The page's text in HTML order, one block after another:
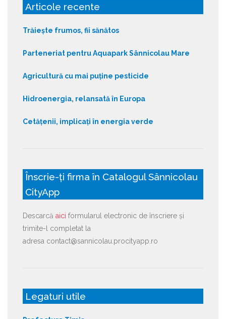
Articole recente
Trăiește frumos, fii sănătos
Parteneriat pentru Aquapark Sânnicolau Mare
Agricultură cu mai puține pesticide
Hidroenergia, relansată în Europa
Cetățenii, implicați în energia verde
Înscrie-ți firma în Catalogul Sânnicolau
CityApp
Descarcă aici formularul electronic de înscriere și
trimite-l completat la
adresa contact@sannicolau.procityapp.ro
Legaturi utile